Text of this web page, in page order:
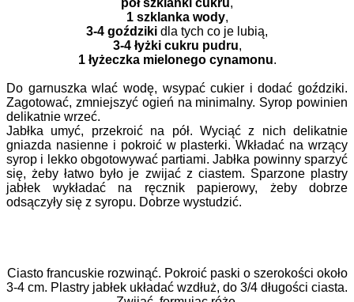
1 szklanka wody,
3-4 goździki dla tych co je lubią,
3-4 łyżki cukru pudru,
1 łyżeczka mielonego cynamonu.
Do garnuszka wlać wodę, wsypać cukier i dodać goździki.
Zagotować, zmniejszyć ogień na minimalny. Syrop powinien
delikatnie wrzeć.
Jabłka umyć, przekroić na pół. Wyciąć z nich delikatnie
gniazda nasienne i pokroić w plasterki. Wkładać na wrzący
syrop i lekko obgotowywać partiami. Jabłka powinny sparzyć
się, żeby łatwo było je zwijać z ciastem. Sparzone plastry
jabłek wykładać na ręcznik papierowy, żeby dobrze
odsączyły się z syropu. Dobrze wystudzić.
Ciasto francuskie rozwinąć. Pokroić paski o szerokości około
3-4 cm. Plastry jabłek układać wzdłuż, do 3/4 długości ciasta.